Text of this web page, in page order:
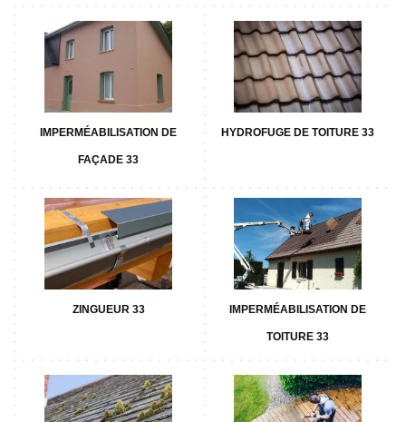
IMPERMÉABILISATION DE
FAÇADE 33
HYDROFUGE DE TOITURE 33
ZINGUEUR 33 IMPERMÉABILISATION DE
TOITURE 33